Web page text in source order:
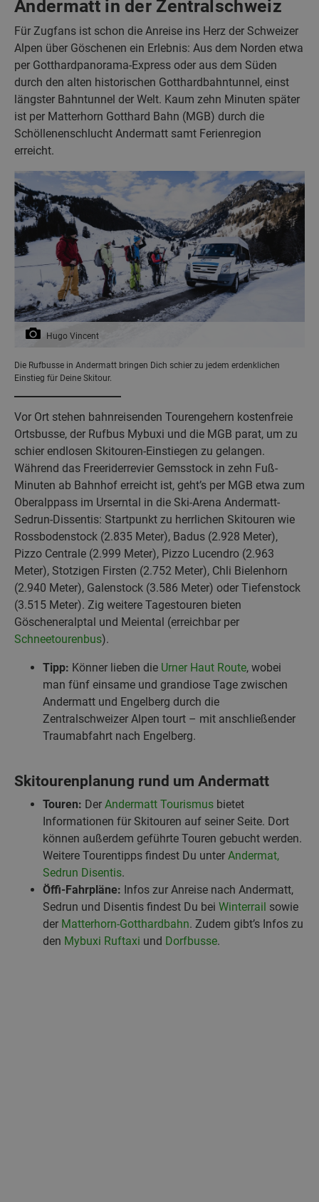
Andermatt in der Zentralschweiz
Für Zugfans ist schon die Anreise ins Herz der Schweizer
Alpen über Göschenen ein Erlebnis: Aus dem Norden etwa
per Gotthardpanorama-Express oder aus dem Süden
durch den alten historischen Gotthardbahntunnel, einst
längster Bahntunnel der Welt. Kaum zehn Minuten später
ist per Matterhorn Gotthard Bahn (MGB) durch die
Schöllenenschlucht Andermatt samt Ferienregion
erreicht.
Hugo Vincent
Die Rufbusse in Andermatt bringen Dich schier zu jedem erdenklichen
Einstieg für Deine Skitour.
Vor Ort stehen bahnreisenden Tourengehern kostenfreie
Ortsbusse, der Rufbus Mybuxi und die MGB parat, um zu
schier endlosen Skitouren-Einstiegen zu gelangen.
Während das Freeriderrevier Gemsstock in zehn Fuß-
Minuten ab Bahnhof erreicht ist, geht’s per MGB etwa zum
Oberalppass im Urserntal in die Ski-Arena Andermatt-
Sedrun-Dissentis: Startpunkt zu herrlichen Skitouren wie
Rossbodenstock (2.835 Meter), Badus (2.928 Meter),
Pizzo Centrale (2.999 Meter), Pizzo Lucendro (2.963
Meter), Stotzigen Firsten (2.752 Meter), Chli Bielenhorn
(2.940 Meter), Galenstock (3.586 Meter) oder Tiefenstock
(3.515 Meter). Zig weitere Tagestouren bieten
Göscheneralptal und Meiental (erreichbar per
Schneetourenbus).
Tipp: Könner lieben die Urner Haut Route, wobei
man fünf einsame und grandiose Tage zwischen
Andermatt und Engelberg durch die
Zentralschweizer Alpen tourt – mit anschließender
Traumabfahrt nach Engelberg.
Skitourenplanung rund um Andermatt
Touren: Der Andermatt Tourismus bietet
Informationen für Skitouren auf seiner Seite. Dort
können außerdem geführte Touren gebucht werden.
Weitere Tourentipps findest Du unter Andermat,
Sedrun Disentis.
Öffi-Fahrpläne: Infos zur Anreise nach Andermatt,
Sedrun und Disentis findest Du bei Winterrail sowie
der Matterhorn-Gotthardbahn. Zudem gibt’s Infos zu
den Mybuxi Ruftaxi und Dorfbusse.